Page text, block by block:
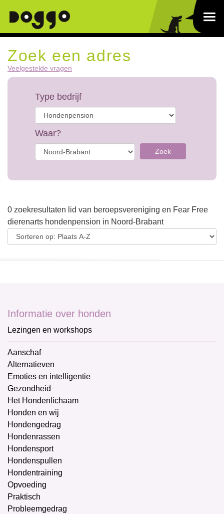
Zoek een adres
Veelgestelde vragen
Type bedrijf
Waar?
Zoek
0 zoekresultaten lid van beroepsvereniging en Fear Free
dierenarts hondenpension in Noord-Brabant
Informatie over honden
Lezingen en workshops
Aanschaf
Alternatieven
Emoties en intelligentie
Gezondheid
Het Hondenlichaam
Honden en wij
Hondengedrag
Hondenrassen
Hondensport
Hondenspullen
Hondentraining
Opvoeding
Praktisch
Probleemgedrag